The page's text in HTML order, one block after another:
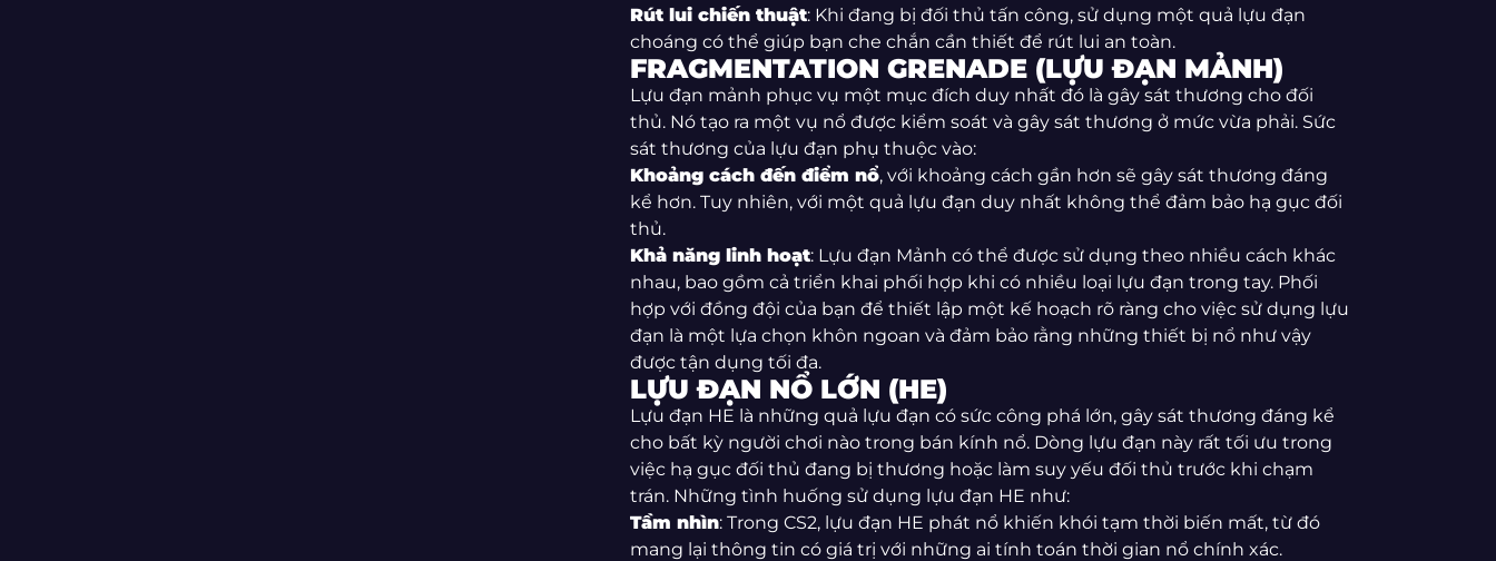
Rút lui chiến thuật: Khi đang bị đối thủ tấn công, sử dụng một quả lựu đạn
choáng có thể giúp bạn che chắn cần thiết để rút lui an toàn.
FRAGMENTATION GRENADE (LỰU ĐẠN MẢNH)
Lựu đạn mảnh phục vụ một mục đích duy nhất đó là gây sát thương cho đối
thủ. Nó tạo ra một vụ nổ được kiểm soát và gây sát thương ở mức vừa phải. Sức
sát thương của lựu đạn phụ thuộc vào:
Khoảng cách đến điểm nổ, với khoảng cách gần hơn sẽ gây sát thương đáng
kể hơn. Tuy nhiên, với một quả lựu đạn duy nhất không thể đảm bảo hạ gục đối
thủ.
Khả năng linh hoạt: Lựu đạn Mảnh có thể được sử dụng theo nhiều cách khác
nhau, bao gồm cả triển khai phối hợp khi có nhiều loại lựu đạn trong tay. Phối
hợp với đồng đội của bạn để thiết lập một kế hoạch rõ ràng cho việc sử dụng lựu
đạn là một lựa chọn khôn ngoan và đảm bảo rằng những thiết bị nổ như vậy
được tận dụng tối đa.
LỰU ĐẠN NỔ LỚN (HE)
Lựu đạn HE là những quả lựu đạn có sức công phá lớn, gây sát thương đáng kể
cho bất kỳ người chơi nào trong bán kính nổ. Dòng lựu đạn này rất tối ưu trong
việc hạ gục đối thủ đang bị thương hoặc làm suy yếu đối thủ trước khi chạm
trán. Những tình huống sử dụng lựu đạn HE như:
Tầm nhìn: Trong CS2, lựu đạn HE phát nổ khiến khói tạm thời biến mất, từ đó
mang lại thông tin có giá trị với những ai tính toán thời gian nổ chính xác.